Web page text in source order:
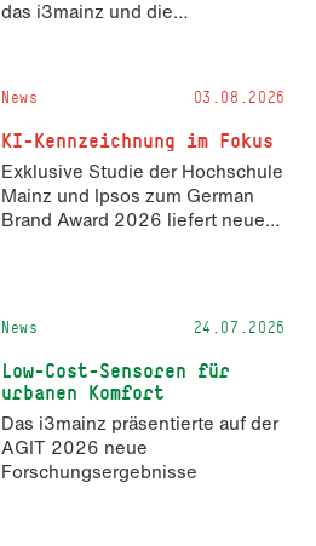
das i3mainz und die
und 14. November 2026 den
Hackathon hack4GDI_DE an der
Hochschule Mainz aus. Die
Anmeldung ist geöffnet und bis
zum 2. Oktober 2026 möglich.
News 03.08.2026
KI-Kennzeichnung im Fokus
Exklusive Studie der Hochschule
Mainz und Ipsos zum German
Brand Award 2026 liefert neue
News 24.07.2026
Low-Cost-Sensoren für
urbanen Komfort
Das i3mainz präsentierte auf der
AGIT 2026 neue
Forschungsergebnisse